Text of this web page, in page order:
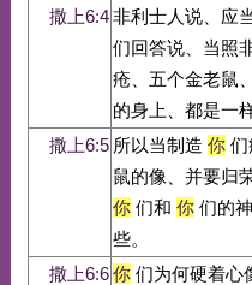
撒上6:4非利士人说、应
们回答说、当照
疮、五个金老鼠
的身上、都是一
撒上6:5 所以当制造 你们
鼠的像、并要归
你们和 你们的
些。
撒上6:6你们为何硬着心